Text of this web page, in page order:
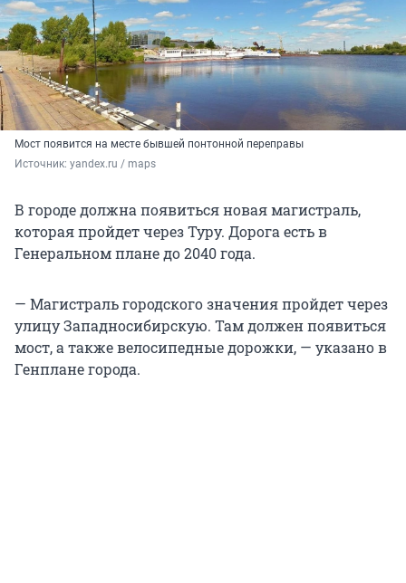
Мост появится на месте бывшей понтонной переправы
Источник: yandex.ru / maps
В городе должна появиться новая магистраль,
которая пройдет через Туру. Дорога есть в
Генеральном плане до 2040 года.
— Магистраль городского значения пройдет через
улицу Западносибирскую. Там должен появиться
мост, а также велосипедные дорожки, — указано в
Генплане города.